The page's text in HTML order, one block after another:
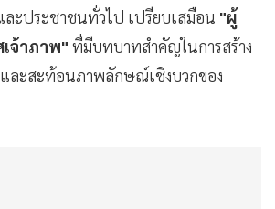
ะประชาชนทั่วไป เปรียบเสมือน "ผู้
จ้าภาพ" ที่มีบทบาทสำคัญในการสร้าง
ละสะท้อนภาพลักษณ์เชิงบวกของ